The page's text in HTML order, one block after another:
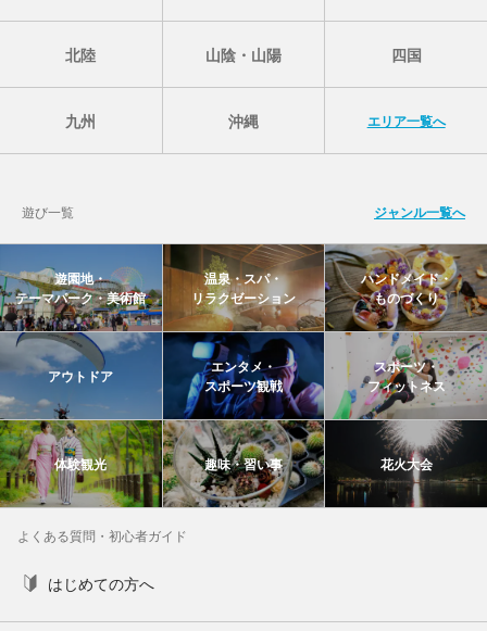
北陸 山陰・山陽 四国
九州 沖縄 エリア一覧へ
遊び一覧 ジャンル一覧へ
遊園地・
テーマパーク・美術館
温泉・スパ・
リラクゼーション
ハンドメイド・
ものづくり
アウトドア
エンタメ・
スポーツ観戦
スポーツ・
フィットネス
体験観光 趣味・習い事 花火大会
よくある質問・初心者ガイド
はじめての方へ